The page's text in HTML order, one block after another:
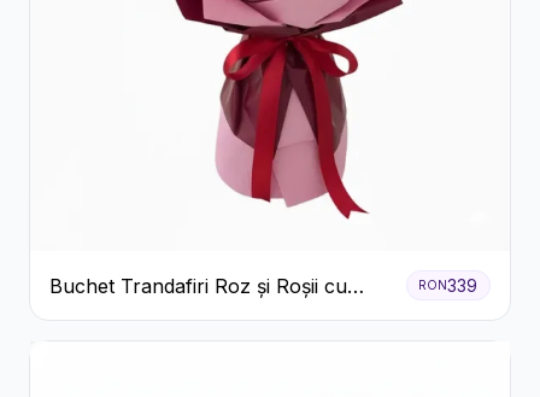
Buchet Trandafiri Roz și Roșii cu
Eucalipt și Gypsophila
RON339